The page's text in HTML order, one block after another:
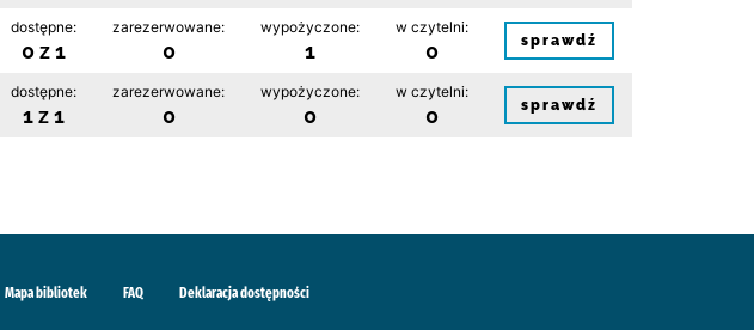
dostępne:
0 z 1
zarezerwowane:
0
wypożyczone:
1
w czytelni:
0 sprawdź
dostępne:
1 z 1
zarezerwowane:
0
wypożyczone:
0
w czytelni:
0 sprawdź
Mapa bibliotek FAQ Deklaracja dostępności